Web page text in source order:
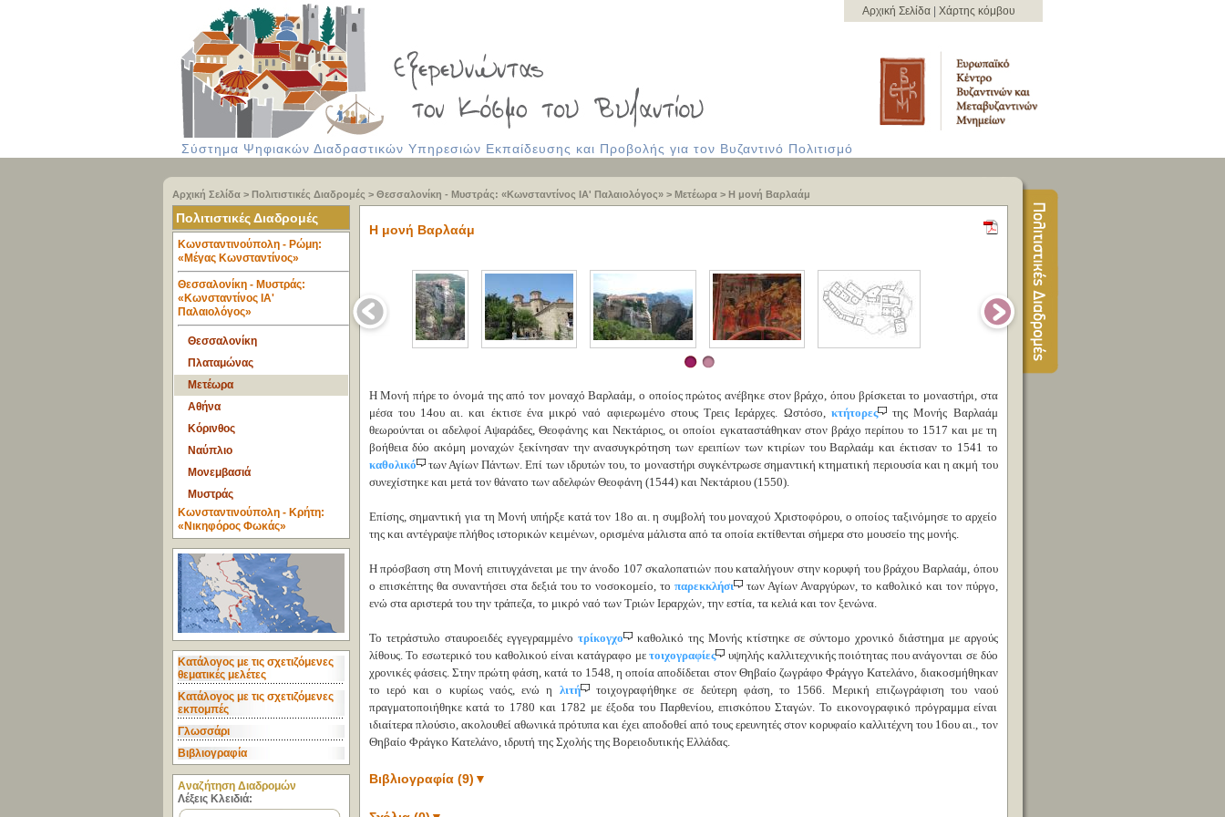
Αρχική Σελίδα Χάρτης κόμβου
Σύστημα Ψηφιακών Διαδραστικών Υπηρεσιών Εκπαίδευσης και Προβολής για τον Βυζαντινό Πολιτισμό
Αρχική Σελίδα> Πολιτιστικές Διαδρομές > Θεσσαλονίκη - Μυστράς: «Κωνσταντίνος ΙΑ' Παλαιολόγος»> Μετέωρα> Η μονή Βαρλαάμ
Πολιτιστικές Διαδρομές
Κωνσταντινούπολη - Ρώμη:
«Μέγας Κωνσταντίνος»
Θεσσαλονίκη - Μυστράς:
«Κωνσταντίνος ΙΑ'
Παλαιολόγος»
Θεσσαλονίκη
Πλαταμώνας
Μετέωρα
Αθήνα
Κόρινθος
Ναύπλιο
Μονεμβασιά
Μυστράς
Κωνσταντινούπολη - Κρήτη:
«Νικηφόρος Φωκάς»
Κατάλογος με τις σχετιζόμενες
θεματικές μελέτες
Κατάλογος με τις σχετιζόμενες
εκπομπές
Γλωσσάρι
Βιβλιογραφία
Aναζήτηση Διαδρομών
Λέξεις Κλειδιά:
Η μονή Βαρλαάμ
Η Μονή πήρε το όνομά της από τον μοναχό Βαρλαάμ, ο οποίος πρώτος ανέβηκε στον βράχο, όπου βρίσκεται το μοναστήρι, στα
μέσα του 14ου αι. και έκτισε ένα μικρό ναό αφιερωμένο στους Τρεις Ιεράρχες. Ωστόσο, κτήτορες
της Μονής Βαρλαάμ
θεωρούνται οι αδελφοί Αψαράδες, Θεοφάνης και Νεκτάριος, οι οποίοι εγκαταστάθηκαν στον βράχο περίπου το 1517 και με τη
βοήθεια δύο ακόμη μοναχών ξεκίνησαν την ανασυγκρότηση των ερειπίων των κτιρίων του Βαρλαάμ και έκτισαν το 1541 το
καθολικό
των Αγίων Πάντων. Επί των ιδρυτών του, το μοναστήρι συγκέντρωσε σημαντική κτηματική περιουσία και η ακμή του
συνεχίστηκε και μετά τον θάνατο των αδελφών Θεοφάνη (1544) και Νεκτάριου (1550).
Επίσης, σημαντική για τη Μονή υπήρξε κατά τον 18ο αι. η συμβολή του μοναχού Χριστοφόρου, ο οποίος ταξινόμησε το αρχείο
της και αντέγραψε πλήθος ιστορικών κειμένων, ορισμένα μάλιστα από τα οποία εκτίθενται σήμερα στο μουσείο της μονής.
Η πρόσβαση στη Μονή επιτυγχάνεται με την άνοδο 107 σκαλοπατιών που καταλήγουν στην κορυφή του βράχου Βαρλαάμ, όπου
ο επισκέπτης θα συναντήσει στα δεξιά του το νοσοκομείο, το παρεκκλήσι
των Αγίων Αναργύρων, το καθολικό και τον πύργο,
ενώ στα αριστερά του την τράπεζα, το μικρό ναό των Τριών Ιεραρχών, την εστία, τα κελιά και τον ξενώνα.
Το τετράστυλο σταυροειδές εγγεγραμμένο τρίκογχο
καθολικό της Μονής κτίστηκε σε σύντομο χρονικό διάστημα με αργούς
λίθους. Το εσωτερικό του καθολικού είναι κατάγραφο μετοιχογραφίες
υψηλής καλλιτεχνικής ποιότητας που ανάγονται σε δύο
χρονικές φάσεις. Στην πρώτη φάση, κατά το 1548, η οποία αποδίδεται στον Θηβαίο ζωγράφο Φράγγο Κατελάνο, διακοσμήθηκαν
το ιερό και ο κυρίως ναός, ενώ η λιτή
τοιχογραφήθηκε σε δεύτερη φάση, το 1566. Μερική επιζωγράφιση του ναού
πραγματοποιήθηκε κατά το 1780 και 1782 με έξοδα του Παρθενίου, επισκόπου Σταγών. Το εικονογραφικό πρόγραμμα είναι
ιδιαίτερα πλούσιο, ακολουθεί αθωνικά πρότυπα και έχει αποδοθεί από τους ερευνητές στον κορυφαίο καλλιτέχνη του 16ου αι., τον
Θηβαίο Φράγκο Κατελάνο, ιδρυτή της Σχολής της Βορειοδυτικής Ελλάδας.
Βιβλιογραφία (9) ▼